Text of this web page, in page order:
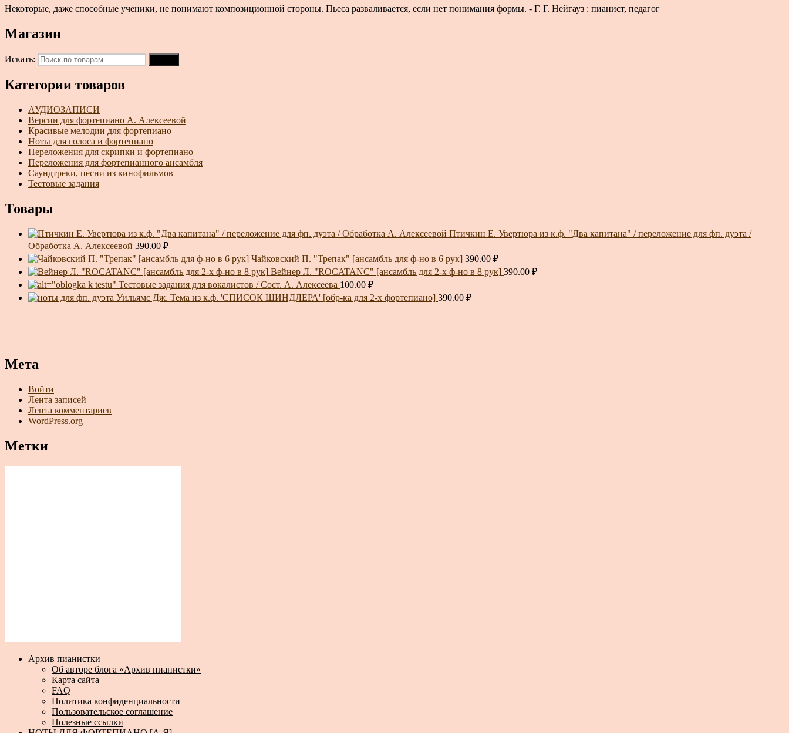
Некоторые, даже способные ученики, не понимают композиционной стороны. Пьеса разваливается, если нет понимания формы. - Г. Г. Нейгауз : пианист, педагог
Магазин
Искать:
Категории товаров
АУДИОЗАПИСИ
Версии для фортепиано А. Алексеевой
Красивые мелодии для фортепиано
Ноты для голоса и фортепиано
Переложения для скрипки и фортепиано
Переложения для фортепианного ансамбля
Саундтреки, песни из кинофильмов
Тестовые задания
Товары
Птичкин Е. Увертюра из к.ф. "Два капитана" / переложение для фп. дуэта /
Обработка А. Алексеевой 390.00 ₽
Чайковский П. "Трепак" [ансамбль для ф-но в 6 рук] 390.00 ₽
Вейнер Л. "ROCATANC" [ансамбль для 2-х ф-но в 8 рук] 390.00 ₽
Тестовые задания для вокалистов / Сост. А. Алексеева 100.00 ₽
Уильямс Дж. Тема из к.ф. 'СПИСОК ШИНДЛЕРА' [обр-ка для 2-х фортепиано] 390.00 ₽
Мета
Войти
Лента записей
Лента комментариев
WordPress.org
Метки
Архив пианистки
Об авторе блога «Архив пианистки»
Карта сайта
FAQ
Политика конфиденциальности
Пользовательское соглашение
Полезные ссылки